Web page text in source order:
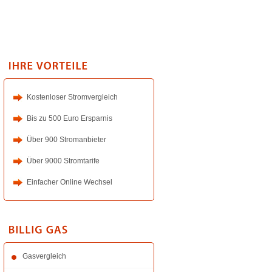
Kostenloser Stromvergleich
Bis zu 500 Euro Ersparnis
Über 900 Stromanbieter
Über 9000 Stromtarife
Einfacher Online Wechsel
Gasvergleich